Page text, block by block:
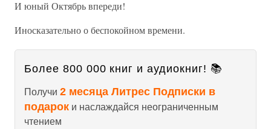
И юный Октябрь впереди!
Иносказательно о беспокойном времени.
Более 800 000 книг и аудиокниг! 📚
Получи 2 месяца Литрес Подписки в
подарок и наслаждайся неограниченным
чтением